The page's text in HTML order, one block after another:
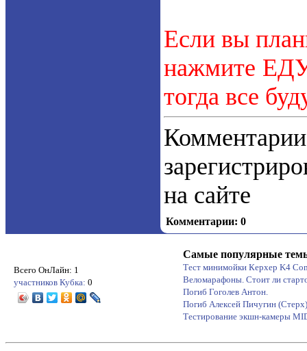
Если вы
нажмите
тогда все
на сайте
Комментарии: 0
Всего ОнЛайн: 1
участников Кубка: 0
Самые популярные
Тест минимойки Керхер K4
Веломарафоны. Стоит ли
Погиб Гоголев Антон.
Погиб Алексей Пичугин (Стерх)
Тестирование экшн-камеры